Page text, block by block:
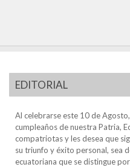
EDITORIAL
Al celebrarse este 10 de
cumpleaños de nuestra Patria,
compatriotas y les desea que
su triunfo y éxito personal, sea
ecuatoriana que se distingue